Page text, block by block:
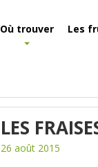
Où trouver Les
LES
26 août 2015